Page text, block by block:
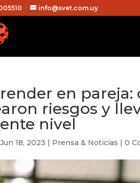
info@svet.com.uy
en
riesgos y
nivel
Jun 18, 2023 | Prensa & Noticias |0